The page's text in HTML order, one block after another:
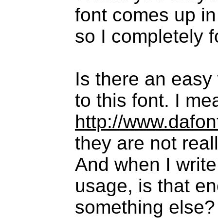
font comes up
so I completely
Is there an
to this font. I
http://
they are not
And when I
usage, is that
something else?